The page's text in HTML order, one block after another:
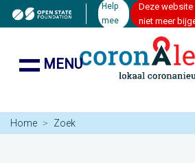
Help
mee
Deze
niet meer
MENU
Home Zoek